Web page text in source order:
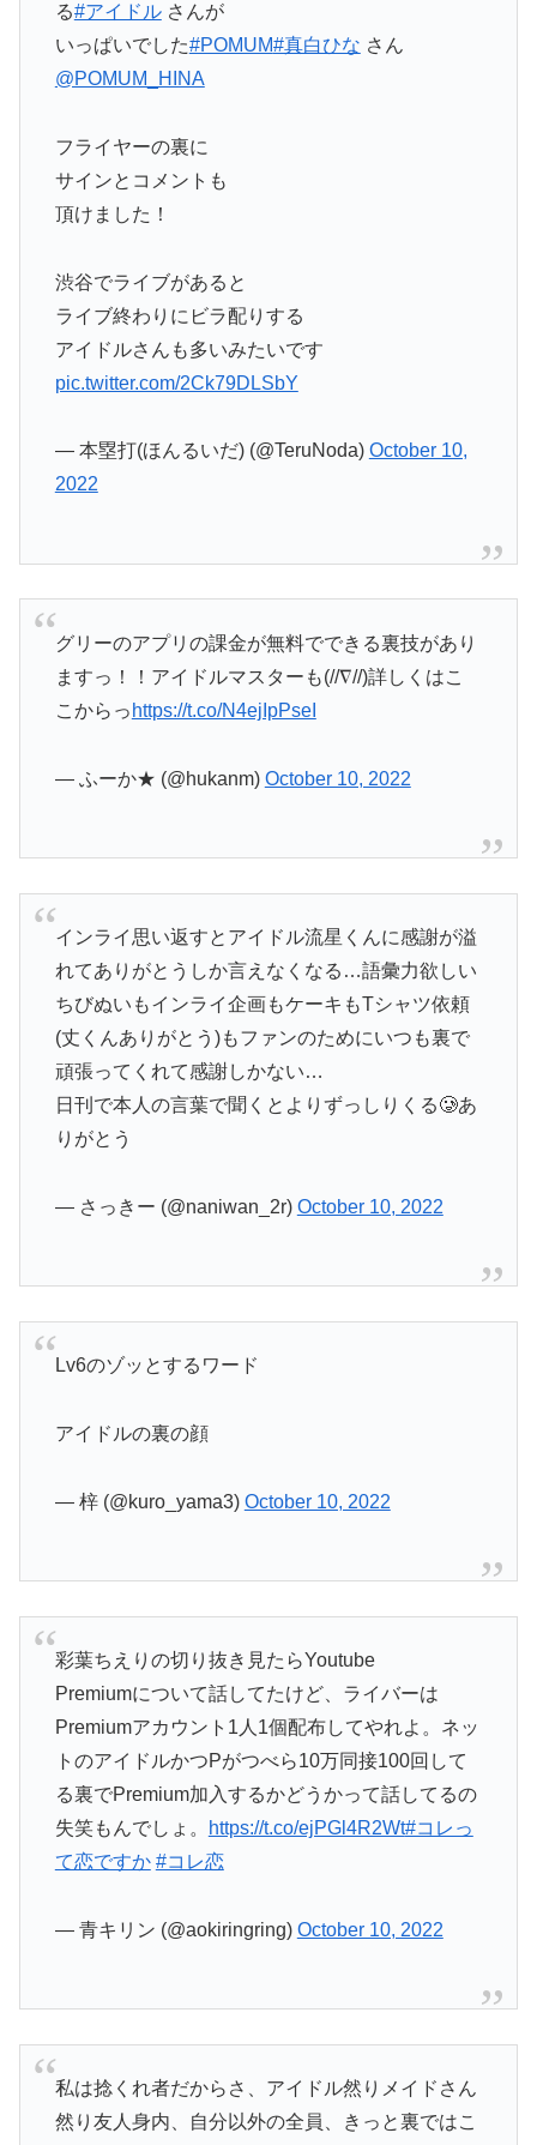
る#アイドルさんが
いっぱいでした#POMUM#真白ひな さん
@POMUM_HINA
フライヤーの裏に
サインとコメントも
頂けました！
渋谷でライブがあると
ライブ終わりにビラ配りする
アイドルさんも多いみたいです
pic.twitter.com/2Ck79DLSbY
— 本塁打(ほんるいだ) (@TeruNoda) October 10,
2022
グリーのアプリの課金が無料でできる裏技があり
ますっ！！アイドルマスターも(//∇//)詳しくはこ
こからっ https://t.co/N4ejIpPseI
— ふーか★ (@hukanm) October 10, 2022
インライ思い返すとアイドル流星くんに感謝が溢
れてありがとうしか言えなくなる…語彙力欲しい
ちびぬいもインライ企画もケーキもTシャツ依頼
(丈くんありがとう)もファンのためにいつも裏で
頑張ってくれて感謝しかない…
日刊で本人の言葉で聞くとよりずっしりくる🥲あ
りがとう
— さっきー (@naniwan_2r) October 10, 2022
Lv6のゾッとするワード
アイドルの裏の顔
— 梓 (@kuro_yama3) October 10, 2022
彩葉ちえりの切り抜き見たらYoutube
Premiumについて話してたけど、ライバーは
Premiumアカウント1人1個配布してやれよ。ネッ
トのアイドルかつPがつべら10万同接100回して
る裏でPremium加入するかどうかって話してるの
失笑もんでしょ。
https://t.co/ejPGl4R2Wt#コレっ
て恋ですか #コレ恋
— 青キリン (@aokiringring) October 10, 2022
私は捻くれ者だからさ、アイドル然りメイドさん
然り友人身内、自分以外の全員、きっと裏ではこ